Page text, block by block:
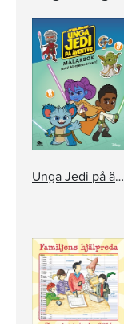
Unga Jedi på äventyr – målarbok med klistermärken